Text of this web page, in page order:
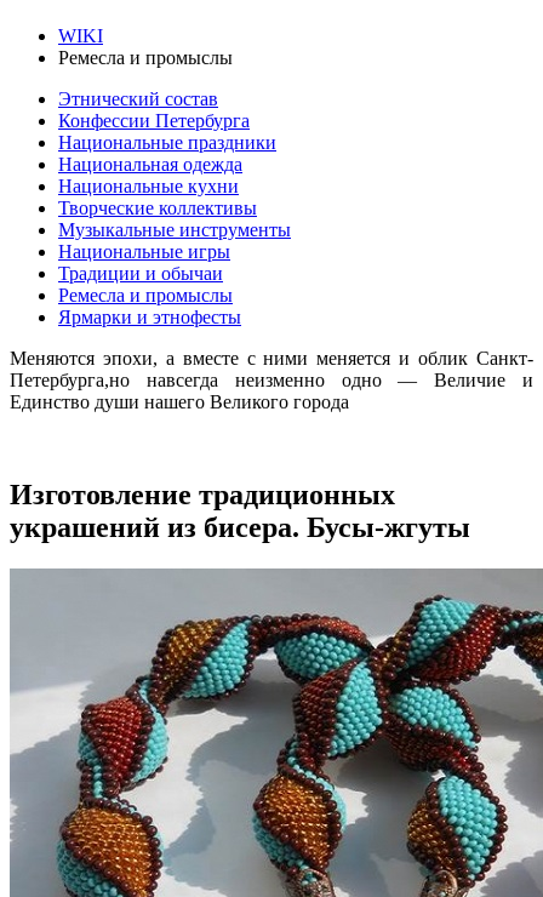
WIKI
Ремесла и промыслы
Этнический состав
Конфессии Петербурга
Национальные праздники
Национальная одежда
Национальные кухни
Творческие коллективы
Музыкальные инструменты
Национальные игры
Традиции и обычаи
Ремесла и промыслы
Ярмарки и этнофесты
Меняются эпохи, а вместе с ними меняется и облик Санкт-
Петербурга,но навсегда неизменно одно — Величие и
Единство души нашего Великого города
Изготовление традиционных
украшений из бисера. Бусы-жгуты